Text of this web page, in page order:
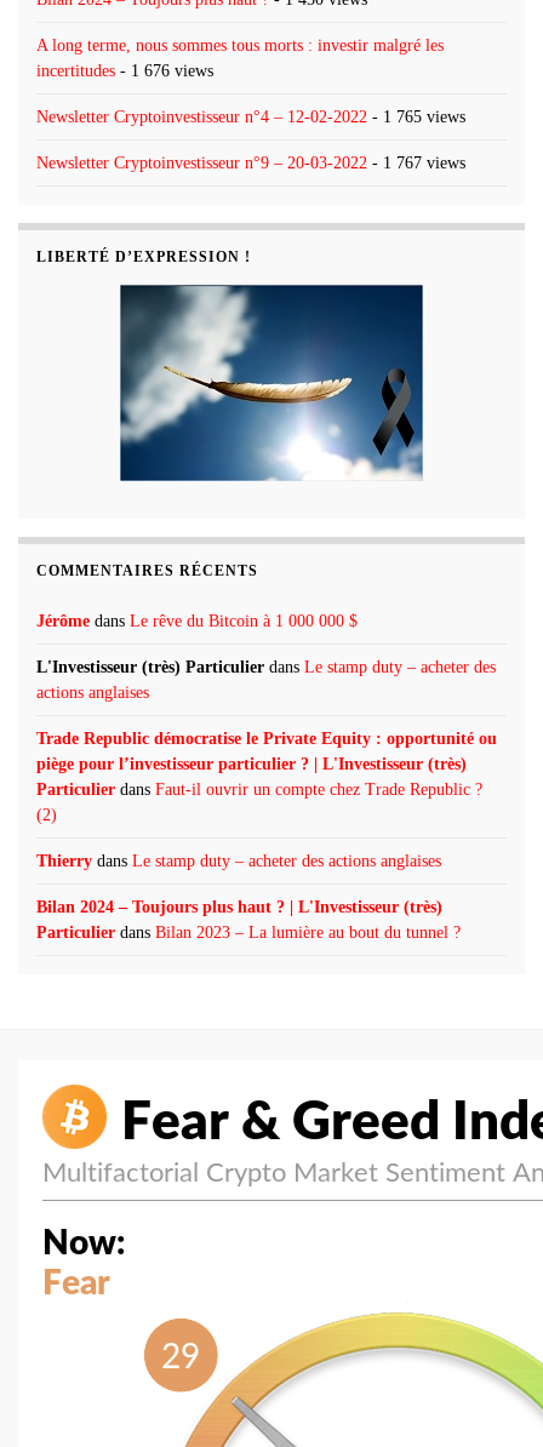
A long terme, nous sommes tous morts : investir malgré les
incertitudes - 1 676 views
Newsletter Cryptoinvestisseur n°4 – 12-02-2022 - 1 765 views
Newsletter Cryptoinvestisseur n°9 – 20-03-2022 - 1 767 views
LIBERTÉ D’EXPRESSION !
COMMENTAIRES RÉCENTS
Jérôme dans Le rêve du Bitcoin à 1 000 000 $
L'Investisseur (très) Particulier dans Le stamp duty – acheter des
actions anglaises
Trade Republic démocratise le Private Equity : opportunité ou
piège pour l’investisseur particulier ? | L'Investisseur (très)
Particulier dans Faut-il ouvrir un compte chez Trade Republic ?
(2)
Thierry dans Le stamp duty – acheter des actions anglaises
Bilan 2024 – Toujours plus haut ? | L'Investisseur (très)
Particulier dans Bilan 2023 – La lumière au bout du tunnel ?